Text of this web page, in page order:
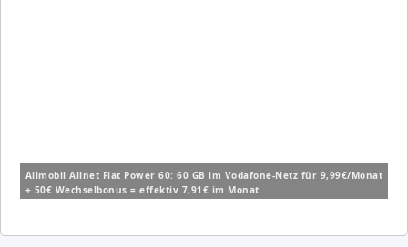
Allmobil Allnet Flat Power 60: 60 GB im Vodafone-Netz für 9,99€/Monat
+ 50€ Wechselbonus = effektiv 7,91€ im Monat